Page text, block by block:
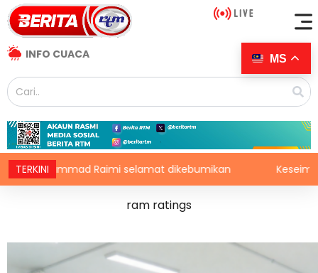
INFO CUACA
TERKINI
Muhammad Raimi selamat dikebumikan
ram ratings
MS